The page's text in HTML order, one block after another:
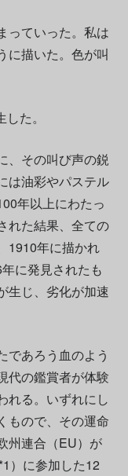
っていった。私は
に描いた。色が叫
た。
、その叫び声の鋭
は油彩やパステル
年以上にわたっ
れた結果、全ての
1910年に描かれ
に発見されたも
生じ、劣化が加速
であろう血のよう
代の鑑賞者が体験
れる。いずれにし
もので、その運命
州連合（EU）が
*1）に参加した12